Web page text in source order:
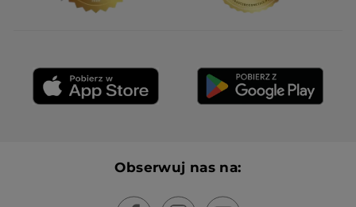
Obserwuj nas na: